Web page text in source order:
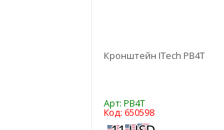
Кронштейн ITech PB4T
Арт: PB4T
Код: 650598